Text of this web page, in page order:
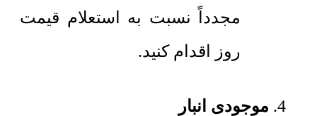
مجدداً نسبت به استعلام قیمت
روز اقدام کنید.
موجودی انبار